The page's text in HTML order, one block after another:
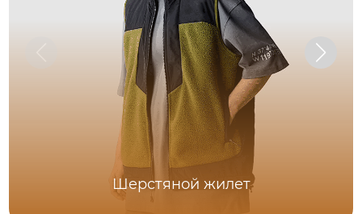
Шерстяной жилет